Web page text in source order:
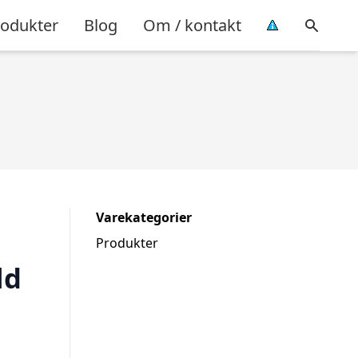
Blog Om / kontakt
Varekategorier
Produkter